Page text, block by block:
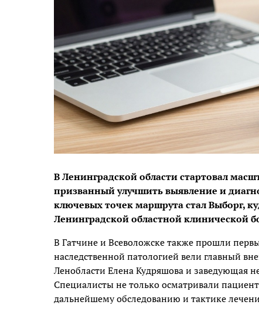
В Ленинградской области стартовал
призванный улучшить выявление и
ключевых точек маршрута стал Выборг,
Ленинградской областной клинической
В Гатчине и Всеволожске также прошли
наследственной патологией вели главный
Ленобласти Елена Кудряшова и заведующая
Специалисты не только осматривали
дальнейшему обследованию и тактике